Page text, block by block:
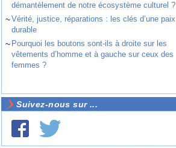
démantèlement de notre écosystème culturel ?
~Vérité, justice, réparations : les clés d’une paix
durable
~ Pourquoi les boutons sont-ils à droite sur les
vêtements d’homme et à gauche sur ceux des
femmes ?
Suivez-nous sur ...